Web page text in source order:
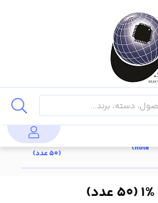
پایه دار
hole)
مقاومت
4.99 اهم
1/4 وات %1
(50 عدد)